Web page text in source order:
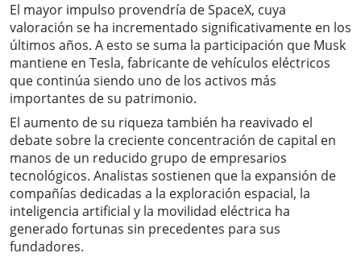
El mayor impulso provendría de SpaceX, cuya
valoración se ha incrementado significativamente en los
últimos años. A esto se suma la participación que Musk
mantiene en Tesla, fabricante de vehículos eléctricos
que continúa siendo uno de los activos más
importantes de su patrimonio.
El aumento de su riqueza también ha reavivado el
debate sobre la creciente concentración de capital en
manos de un reducido grupo de empresarios
tecnológicos. Analistas sostienen que la expansión de
compañías dedicadas a la exploración espacial, la
inteligencia artificial y la movilidad eléctrica ha
generado fortunas sin precedentes para sus
fundadores.